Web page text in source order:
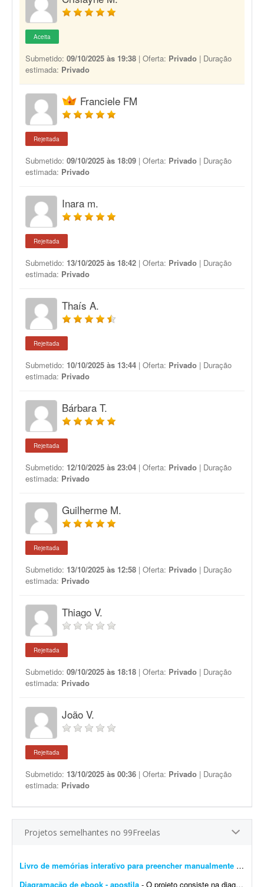
Aceita
Submetido: 09/10/2025 às 19:38 | Oferta: Privado | Duração
estimada: Privado
Franciele FM
Rejeitada
Submetido: 09/10/2025 às 18:09 | Oferta: Privado | Duração
estimada: Privado
Inara m.
Rejeitada
Submetido: 13/10/2025 às 18:42 | Oferta: Privado | Duração
estimada: Privado
Thaís A.
Rejeitada
Submetido: 10/10/2025 às 13:44 | Oferta: Privado | Duração
estimada: Privado
Bárbara T.
Rejeitada
Submetido: 12/10/2025 às 23:04 | Oferta: Privado | Duração
estimada: Privado
Guilherme M.
Rejeitada
Submetido: 13/10/2025 às 12:58 | Oferta: Privado | Duração
estimada: Privado
Thiago V.
Rejeitada
Submetido: 09/10/2025 às 18:18 | Oferta: Privado | Duração
estimada: Privado
João V.
Rejeitada
Submetido: 13/10/2025 às 00:36 | Oferta: Privado | Duração
estimada: Privado
Projetos semelhantes no 99Freelas
Livro de memórias interativo para preencher manualmente
Diagramação de ebook - apostila - O projeto consiste na diagramação de um ebook/livro digital (apostila) * Estimativa de páginas: Entre 30 e 50 páginas (máximo). * Referências visuais: Ser...